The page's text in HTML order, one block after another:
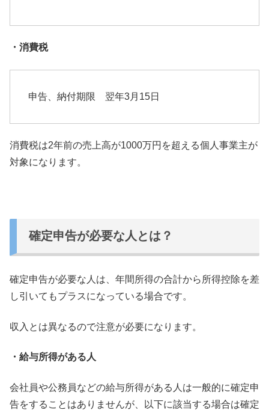
・消費税
申告、納付期限 翌年3月15日
消費税は2年前の売上高が1000万円を超える個人事業主が
対象になります。
確定申告が必要な人とは？
確定申告が必要な人は、 年間所得の合計から所得控除を差
し引いてもプラスになっている場合です。
収入とは異なるので注意が必要になります。
・給与所得がある人
会社員や公務員などの給与所得がある人は一般的に確定申
告をする ことはありませんが、
以下に該当する場合は確定